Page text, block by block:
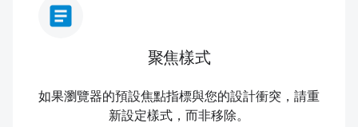
article
聚焦樣式
如果瀏覽器的預設焦點指標與您的設計衝突，請重
新設定樣式，而非移除。